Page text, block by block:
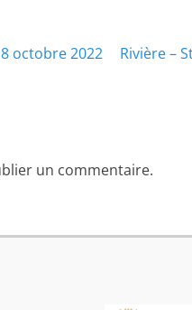
octobre 2022
Article
Rivière –
un commentaire.